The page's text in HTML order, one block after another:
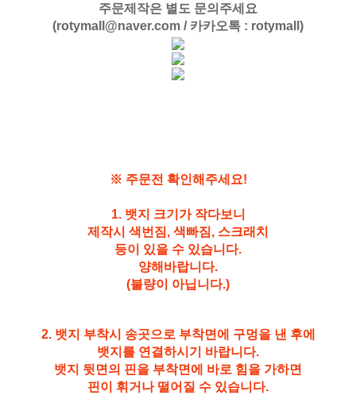
주문제작은 별도 문의주세요
(rotymall@naver.com / 카카오톡 : rotymall)
※ 주문전 확인해주세요!
1. 뱃지 크기가 작다보니
제작시 색번짐, 색빠짐, 스크래치
등이 있을 수 있습니다.
양해바랍니다.
(불량이 아닙니다.)
2. 뱃지 부착시 송곳으로 부착면에 구멍을 낸 후에
뱃지를 연결하시기 바랍니다.
뱃지 뒷면의 핀을 부착면에 바로 힘을 가하면
핀이 휘거나 떨어질 수 있습니다.